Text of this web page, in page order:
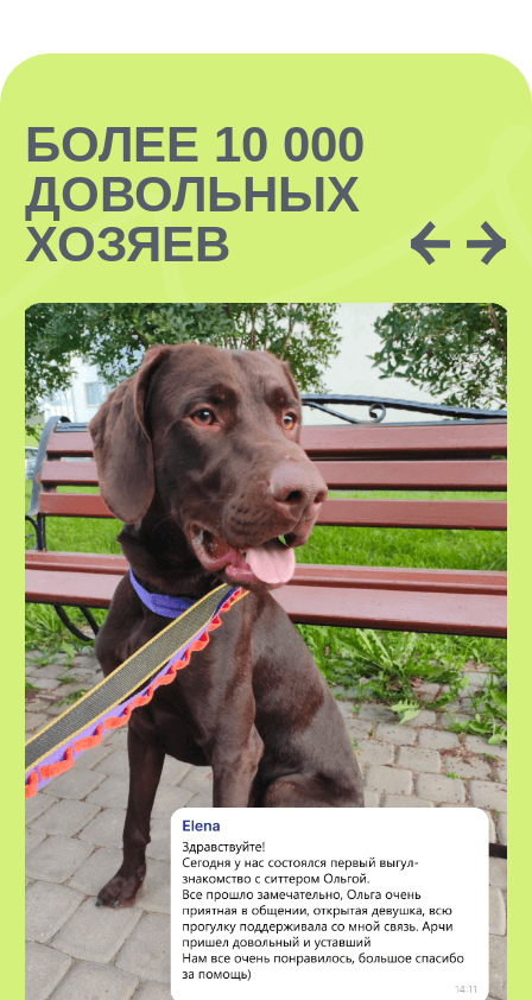
ЗАКАЗАТЬ
Сервис по выгулу и передержке
домашних животных
VOX • ВОКС
АО "ПЭТТЕХ СОЛЮШЕНС"
ИНН: 7814829167
ОГРН: 1237800119710
КПП: 781401001
Передержка собак
Няни для собак
Передержка кошек
Няня для кошки
Все услуги
Выгул собак
О нас
Как все работает?
Отзывы
Контакты
Заказать услугу
Договор-оферта
Политика использования cookies
8-800-222-59-47
info@voxfordogs.ru